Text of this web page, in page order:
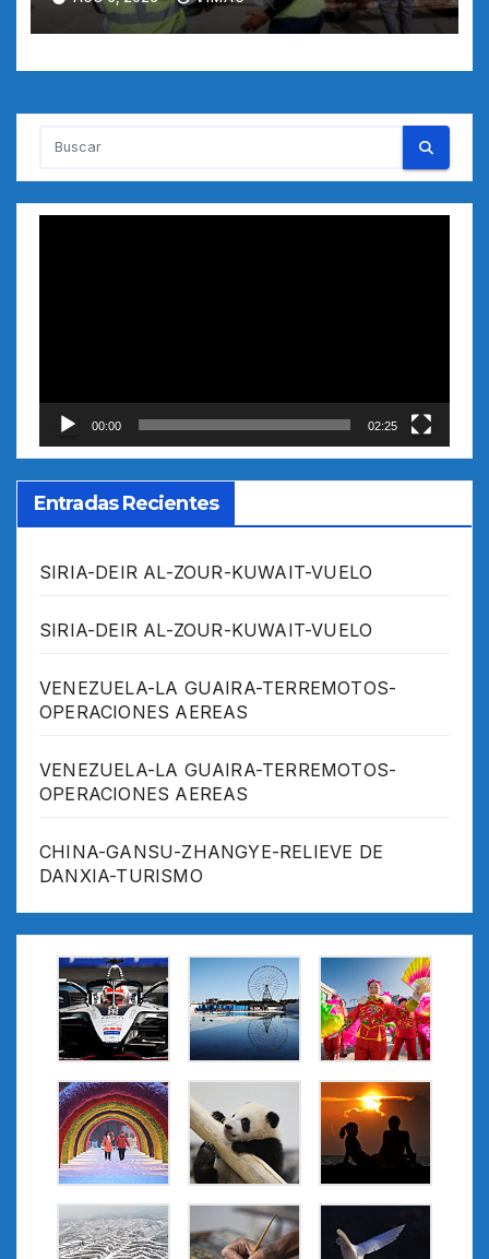
00:00 02:25
Entradas Recientes
SIRIA-DEIR AL-ZOUR-KUWAIT-VUELO
SIRIA-DEIR AL-ZOUR-KUWAIT-VUELO
VENEZUELA-LA GUAIRA-TERREMOTOS-
OPERACIONES AEREAS
VENEZUELA-LA GUAIRA-TERREMOTOS-
OPERACIONES AEREAS
CHINA-GANSU-ZHANGYE-RELIEVE DE
DANXIA-TURISMO